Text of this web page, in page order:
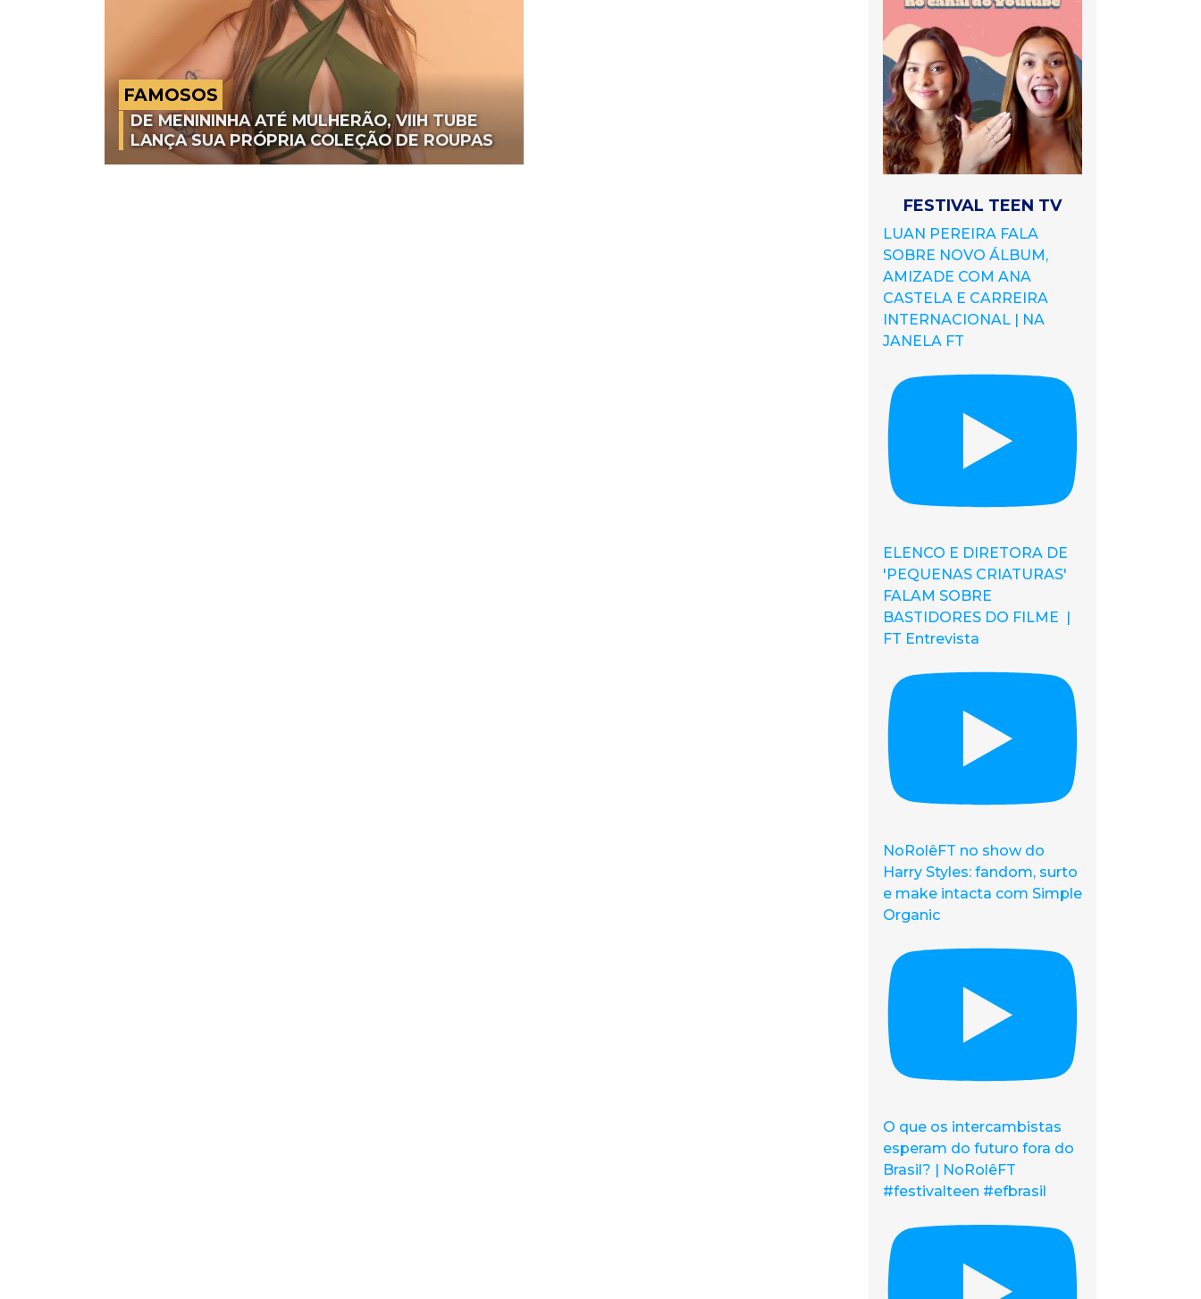
FAMOSOS
DE MENININHA ATÉ MULHERÃO, VIIH TUBE
LANÇA SUA PRÓPRIA COLEÇÃO DE ROUPAS
FESTIVAL TEEN TV
LUAN PEREIRA FALA
SOBRE NOVO ÁLBUM,
AMIZADE COM ANA
CASTELA E CARREIRA
INTERNACIONAL | NA
JANELA FT
ELENCO E DIRETORA DE
'PEQUENAS CRIATURAS'
FALAM SOBRE
BASTIDORES DO FILME |
FT Entrevista
NoRolêFT no show do
Harry Styles: fandom, surto
e make intacta com Simple
Organic
O que os intercambistas
esperam do futuro fora do
Brasil? | NoRolêFT
#festivalteen #efbrasil